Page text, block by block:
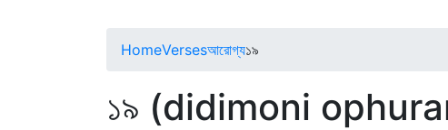
HomeVersesআরোগ্য১৯
১৯ (didimoni